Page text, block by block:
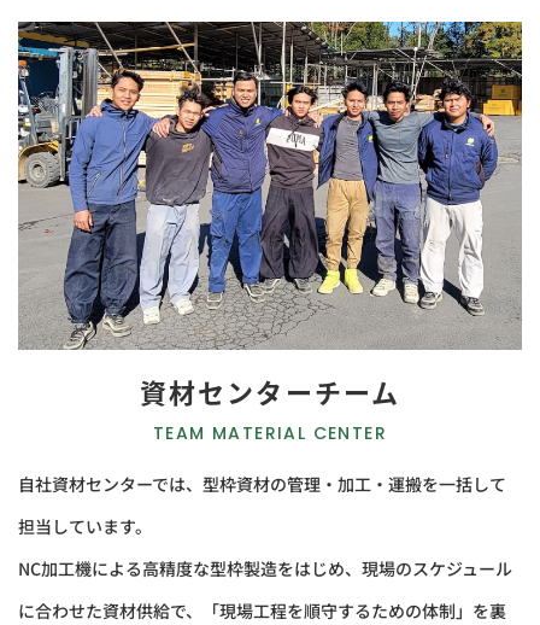
資材センターチーム
TEAM MATERIAL CENTER
自社資材センターでは、型枠資材の管理・加工・運搬を一括して
担当しています。
NC加工機による高精度な型枠製造をはじめ、現場のスケジュール
に合わせた資材供給で、「現場工程を順守するための体制」を裏